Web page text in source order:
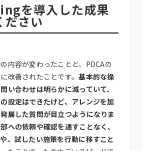
を導入した成果
ださい
内容が変わったことと、PDCAの
改善されたことです。基本的な操
い合わせは明らかに減っていて、
設定はできたけど、アレンジを加
展した質問が目立つようになりま
への依頼や確認を通すことなく、
、試したい施策を行動に移すこと